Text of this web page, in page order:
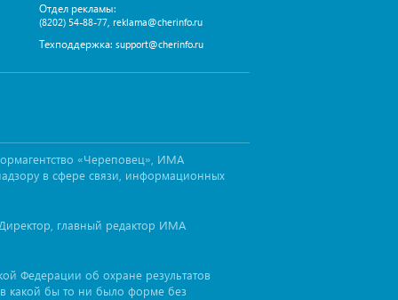
Отдел рекламы:
(8202) 54-88-77, reklama@cherinfo.ru
Техподдержка: support@cherinfo.ru
«Череповец», ИМА
в сфере связи, информационных
главный редактор ИМА
Федерации об охране результатов
какой бы то ни было форме без